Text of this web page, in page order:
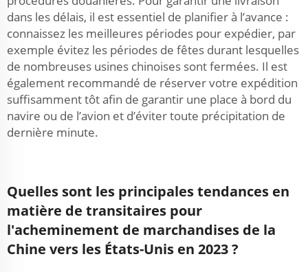
dans les délais, il est essentiel de planifier à l’avance :
connaissez les meilleures périodes pour expédier, par
exemple évitez les périodes de fêtes durant lesquelles
de nombreuses usines chinoises sont fermées. Il est
également recommandé de réserver votre expédition
suffisamment tôt afin de garantir une place à bord du
navire ou de l’avion et d’éviter toute précipitation de
dernière minute.
Quelles sont les principales tendances en
matière de transitaires pour
l'acheminement de marchandises de la
Chine vers les États-Unis en 2023 ?